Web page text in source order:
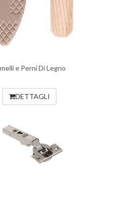
e Perni Di Legno
DETTAGLI